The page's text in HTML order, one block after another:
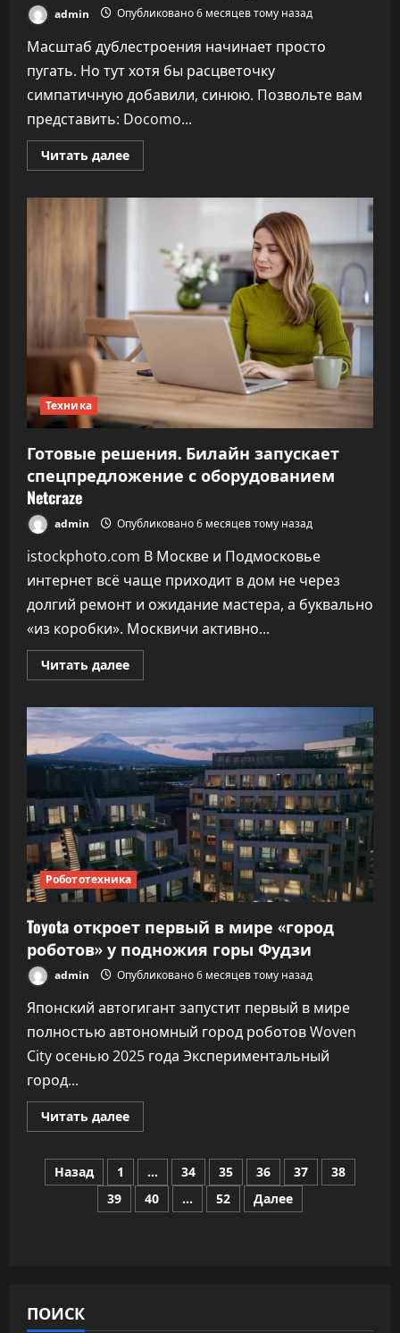
admin Опубликовано 6 месяцев тому назад
Масштаб дублестроения начинает просто
пугать. Но тут хотя бы расцветочку
симпатичную добавили, синюю. Позвольте вам
представить: Docomo...
Читать далееПрочитать
больше
планшет
миллионом
родственников
Техника
Готовые решения. Билайн запускает
спецпредложение с оборудованием
Netcraze
admin Опубликовано 6 месяцев тому назад
istockphoto.com В Москве и Подмосковье
интернет всё чаще приходит в дом не через
долгий ремонт и ожидание мастера, а буквально
«из коробки». Москвичи активно...
Читать далееПрочитать
больше
решения.
Билайн
запускает
спецпредложение
с
оборудованием
Netcraze
Робототехника
Toyota откроет первый в мире «город
роботов» у подножия горы Фудзи
admin Опубликовано 6 месяцев тому назад
Японский автогигант запустит первый в мире
полностью автономный город роботов Woven
City осенью 2025 года Экспериментальный
город...
Читать далееПрочитать
больше
откроет
первый
в
мире
«город
Пагинация
записей
Назад 1 … 34 35 36 37
38
39
40 … 52 Далее
ПОИСК